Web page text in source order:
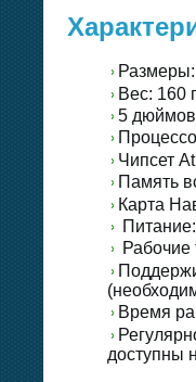
Вес: 160
5 дюймов
Чипсет
Память
Карта
Рабочие
Время
доступны